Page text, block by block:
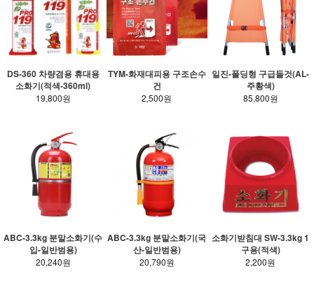
DS-360 차량겸용 휴대용
소화기(적색-360ml)
19,800원
TYM-화재대피용 구조손수
건
2,500원
일진-폴딩형 구급들것(AL-
주황색)
85,800원
ABC-3.3kg 분말소화기(수
입-일반범용)
20,240원
ABC-3.3kg 분말소화기(국
산-일반범용)
20,790원
소화기받침대 SW-3.3kg 1
구용(적색)
2,200원